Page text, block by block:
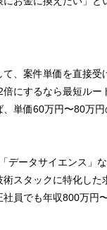
、案件単価を直接受
倍にするなら最短ルー
、単価60万円〜80万
データサイエンス」
スタックに特化した
社員でも年収800万円